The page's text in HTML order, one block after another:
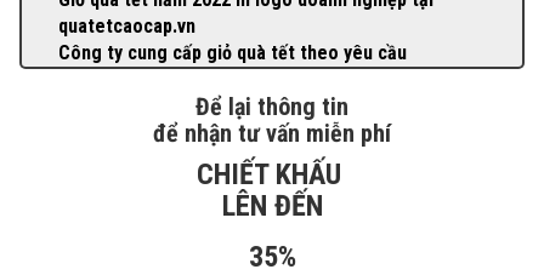
quatetcaocap.vn
Công ty cung cấp giỏ quà tết theo yêu cầu
Để lại thông tin
để nhận tư vấn miễn phí
CHIẾT KHẤU
LÊN ĐẾN
35%